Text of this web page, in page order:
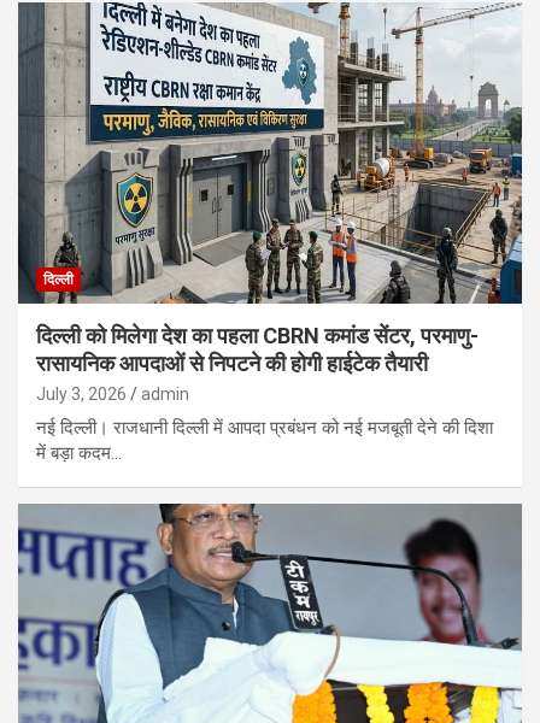
दिल्ली
दिल्ली को मिलेगा देश का पहला CBRN कमांड सेंटर, परमाणु-
रासायनिक आपदाओं से निपटने की होगी हाईटेक तैयारी
July 3, 2026 admin
नई दिल्ली। राजधानी दिल्ली में आपदा प्रबंधन को नई मजबूती देने की दिशा
में बड़ा कदम…